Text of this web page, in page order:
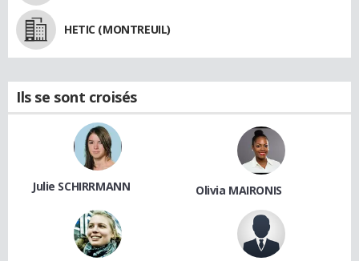
HETIC (MONTREUIL)
Ils se sont croisés
Julie SCHIRRMANN Olivia MAIRONIS